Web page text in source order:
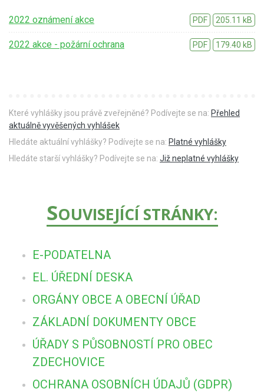
2022 oznámení akce PDF 205.11 kB
2022 akce - požární ochrana PDF 179.40 kB
Které vyhlášky jsou právě zveřejněné? Podívejte se na: Přehled
aktuálně vyvěšených vyhlášek
Hledáte aktuální vyhlášky? Podívejte se na: Platné vyhlášky
Hledáte starší vyhlášky? Podívejte se na: Již neplatné vyhlášky
SOUVISEJÍCÍ STRÁNKY:
E-PODATELNA
EL. ÚŘEDNÍ DESKA
ORGÁNY OBCE A OBECNÍ ÚŘAD
ZÁKLADNÍ DOKUMENTY OBCE
ÚŘADY S PŮSOBNOSTÍ PRO OBEC
ZDECHOVICE
OCHRANA OSOBNÍCH ÚDAJŮ (GDPR)